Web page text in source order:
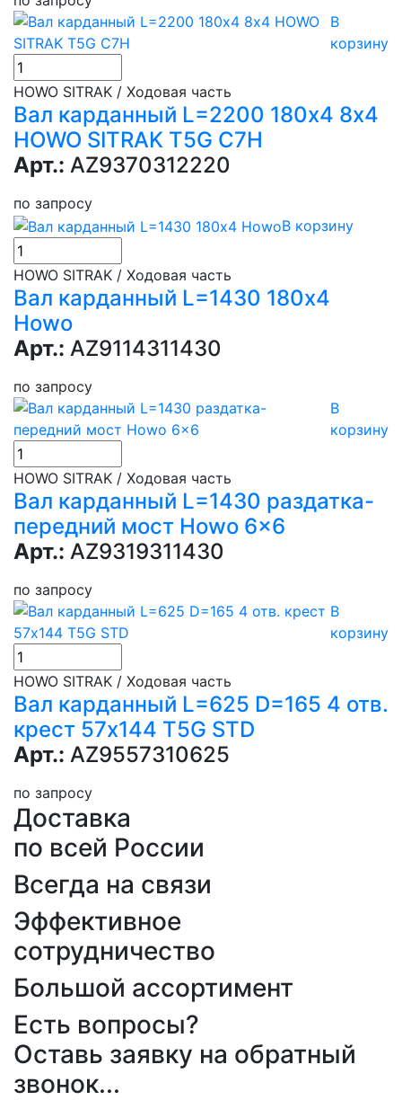
В
корзину
HOWO SITRAK / Ходовая часть
Вал карданный L=2200 180х4 8х4
HOWO SITRAK T5G C7H
Арт.: AZ9370312220
по запросу
В корзину
HOWO SITRAK / Ходовая часть
Вал карданный L=1430 180х4
Howo
Арт.: AZ9114311430
по запросу
В
корзину
HOWO SITRAK / Ходовая часть
Вал карданный L=1430 раздатка-
передний мост Howo 6x6
Арт.: AZ9319311430
по запросу
В
корзину
HOWO SITRAK / Ходовая часть
Вал карданный L=625 D=165 4 отв.
крест 57х144 T5G STD
Арт.: AZ9557310625
по запросу
Доставка
по всей России
Всегда на связи
Эффективное
сотрудничество
Большой ассортимент
Есть вопросы?
Оставь заявку на обратный
звонок...